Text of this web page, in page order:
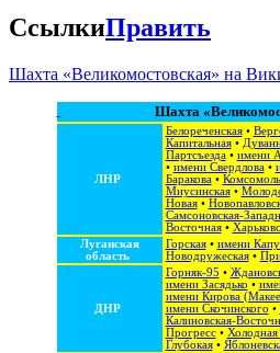
СсылкиПравить
Шахта «Великомостовская» на
Шахта
ЛНР
Белореченская•
Капитальная•
Партсъезда• имени
• имени Свердлова•
Баракова•
Миусинская•
Новая•
Самсоновская-
Восточная•
Луганская
область
Горская• имени
Новодружеская•
ДНР
Горняк-95 •
имени Засядько •
имени Кирова
имени Скочинского •
Калиновская-
Прогресс• Холодная
Глубокая•